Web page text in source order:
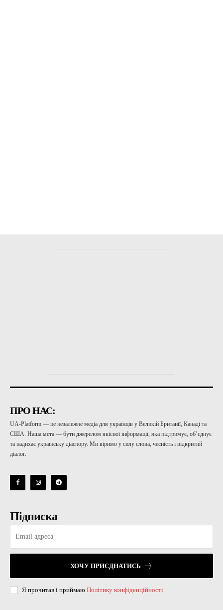
ПРО НАС:
UA-Platform — це незалежне медіа для українців у Великій Британії, Канаді та
США. Наша мета — бути джерелом якісної інформації, яка підтримує, об’єднує
та надихає українську діаспору. Ми віримо у силу слова, чесність і відкритий
діалог.
Підписка
ХОЧУ ПРИЄДНАТИСЬ
Я прочитав і приймаю Політику конфіденційності